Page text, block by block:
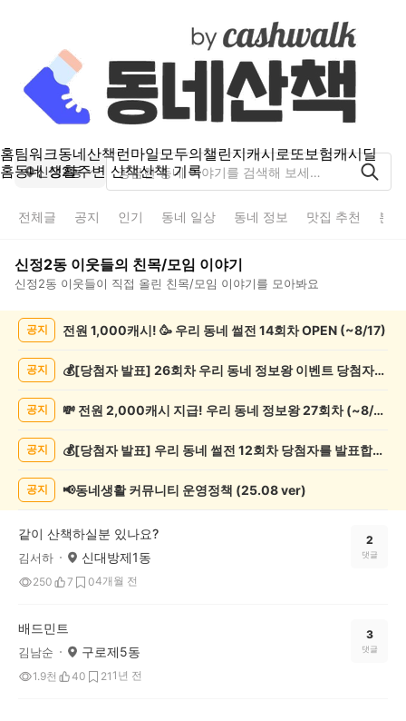
홈팀워크동네산책런마일모두의챌린지캐시로또보험캐시딜
홈동네 생활주변 산책산책 기록
신정2동
전체글 공지 인기 동네 일상 동네 정보 맛집 추천 분
신정2동 이웃들의 친목/모임 이야기
신정2동 이웃들이 직접 올린 친목/모임 이야기를 모아봐요
목/
목
공지 전원 1,000캐시! 🥳 우리 동네 썰전 14회차 OPEN (~8/17)
공지 💰[당첨자 발표] 26회차 우리 동네 정보왕 이벤트 당첨자를 발표합니다!
공지 💸 전원 2,000캐시 지급! 우리 동네 정보왕 27회차 (~8/10)
공지 💰[당첨자 발표] 우리 동네 썰전 12회차 당첨자를 발표합니다!
공지 📢동네생활 커뮤니티 운영정책 (25.08 ver)
같이 산책하실분 있나요?
김서하 신대방제1동
250 7 04개월 전
2
댓글
배드민트
김남순 구로제5동
1.9천 40 21 1년 전
3
댓글